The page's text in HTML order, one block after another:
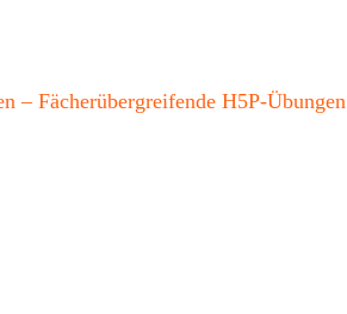
– Fächerübergreifende H5P-Übungen